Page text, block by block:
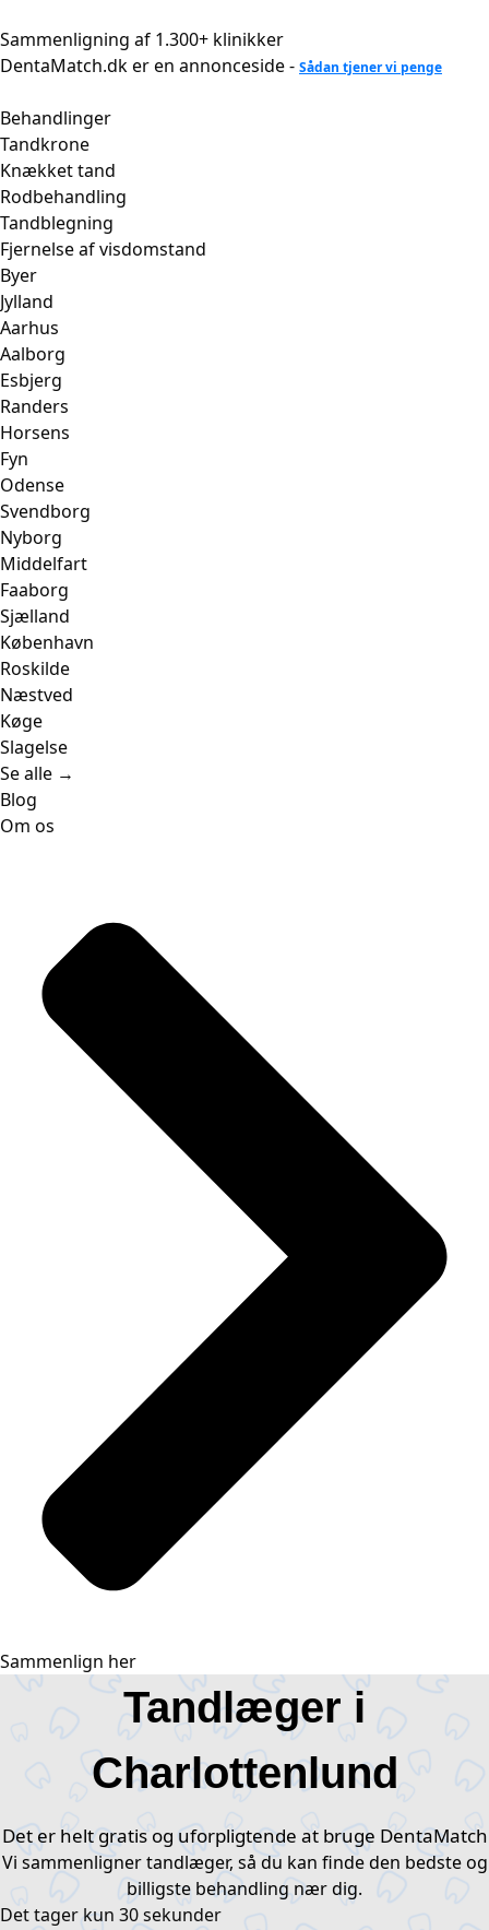
til
indhold
Sammenligning af 1.300+ klinikker
DentaMatch.dk er en annonceside - Sådan tjener vi penge
Behandlinger
Tandkrone
Knækket tand
Rodbehandling
Tandblegning
Fjernelse af visdomstand
Byer
Jylland
Aarhus
Aalborg
Esbjerg
Randers
Horsens
Fyn
Odense
Svendborg
Nyborg
Middelfart
Faaborg
Sjælland
København
Roskilde
Næstved
Køge
Slagelse
Se alle →
Blog
Om os
Sammenlign her
Tandlæger i
Charlottenlund
Det er helt gratis og uforpligtende at bruge DentaMatch
Vi sammenligner tandlæger, så du kan finde den bedste og
billigste behandling nær dig.
Det tager kun 30 sekunder​